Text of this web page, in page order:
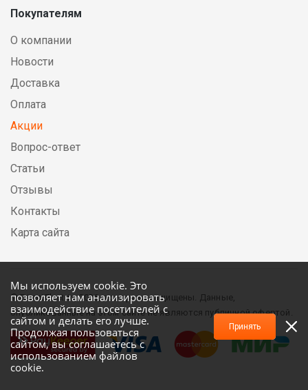
Мы используем cookie. Это
позволяет нам анализировать
взаимодействие посетителей с
сайтом и делать его лучше.
Продолжая пользоваться
сайтом, вы соглашаетесь с
использованием файлов
cookie.
Принять
Покупателям
О компании
Новости
Доставка
Оплата
Акции
Вопрос-ответ
Статьи
Отзывы
Контакты
Карта сайта
© DirectElectric, 2026, все права защищены. Данные,
опубликованные на этом сайте не являются публичной офертой.